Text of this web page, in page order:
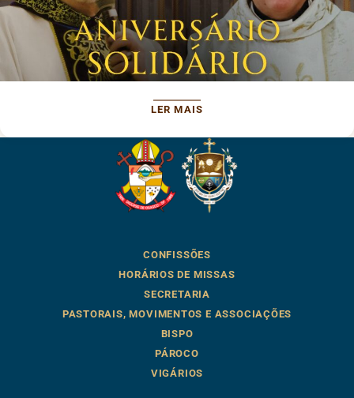
LER MAIS
CONFISSÕES
HORÁRIOS DE MISSAS
SECRETARIA
PASTORAIS, MOVIMENTOS E ASSOCIAÇÕES
BISPO
PÁROCO
VIGÁRIOS